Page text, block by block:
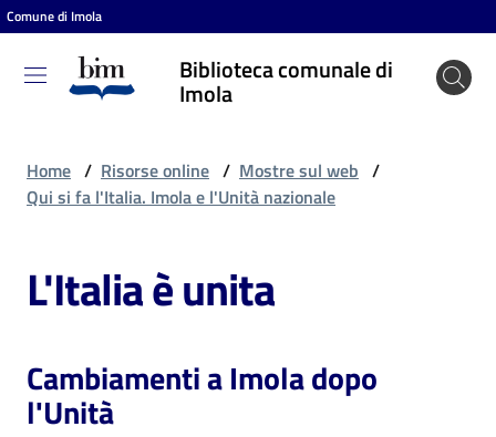
Vai al contenuto
Vai alla navigazione
Vai al footer
Comune di Imola
Biblioteca comunale di
Imola
Biblioteca
comunale
puoi
fare
Home / Risorse online / Mostre sul web /
Qui si fa l'Italia. Imola e l'Unità nazionale
L'Italia è unita
Cambiamenti a Imola dopo
l'Unità